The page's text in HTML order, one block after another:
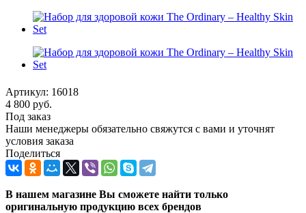
Артикул: 16018
4 800 руб.
Под заказ
Наши менеджеры обязательно свяжутся с вами и уточнят
условия заказа
Поделиться
В нашем магазине Вы сможете найти только
оригинальную продукцию всех брендов